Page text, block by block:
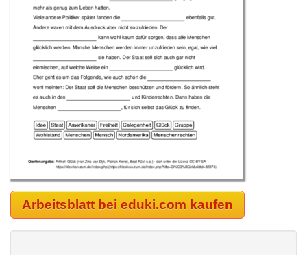
Arbeitsblatt bei eduki.com kaufen